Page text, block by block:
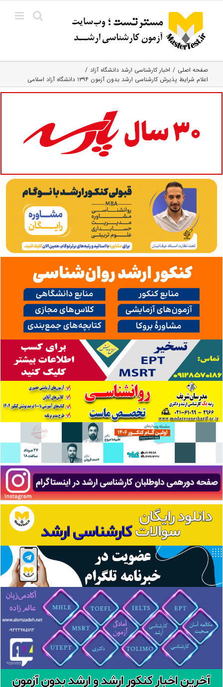
content
صفحه اصلی
اخبار کارشناسی ارشد دانشگاه آزاد
اعلام شرایط پذیرش کارشناسی ارشد بدون آزمون ۱۳۹۴ دانشگاه آزاد اسلامی